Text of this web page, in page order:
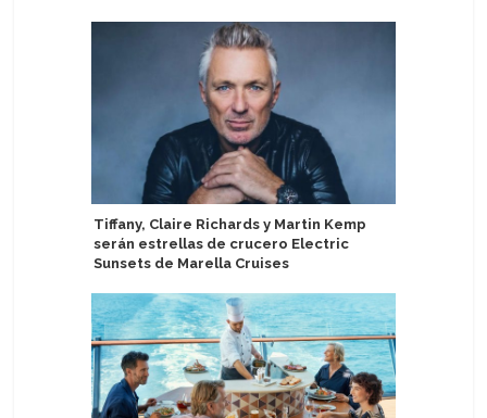
Tiffany, Claire Richards y Martin Kemp
serán estrellas de crucero Electric
Sunsets de Marella Cruises